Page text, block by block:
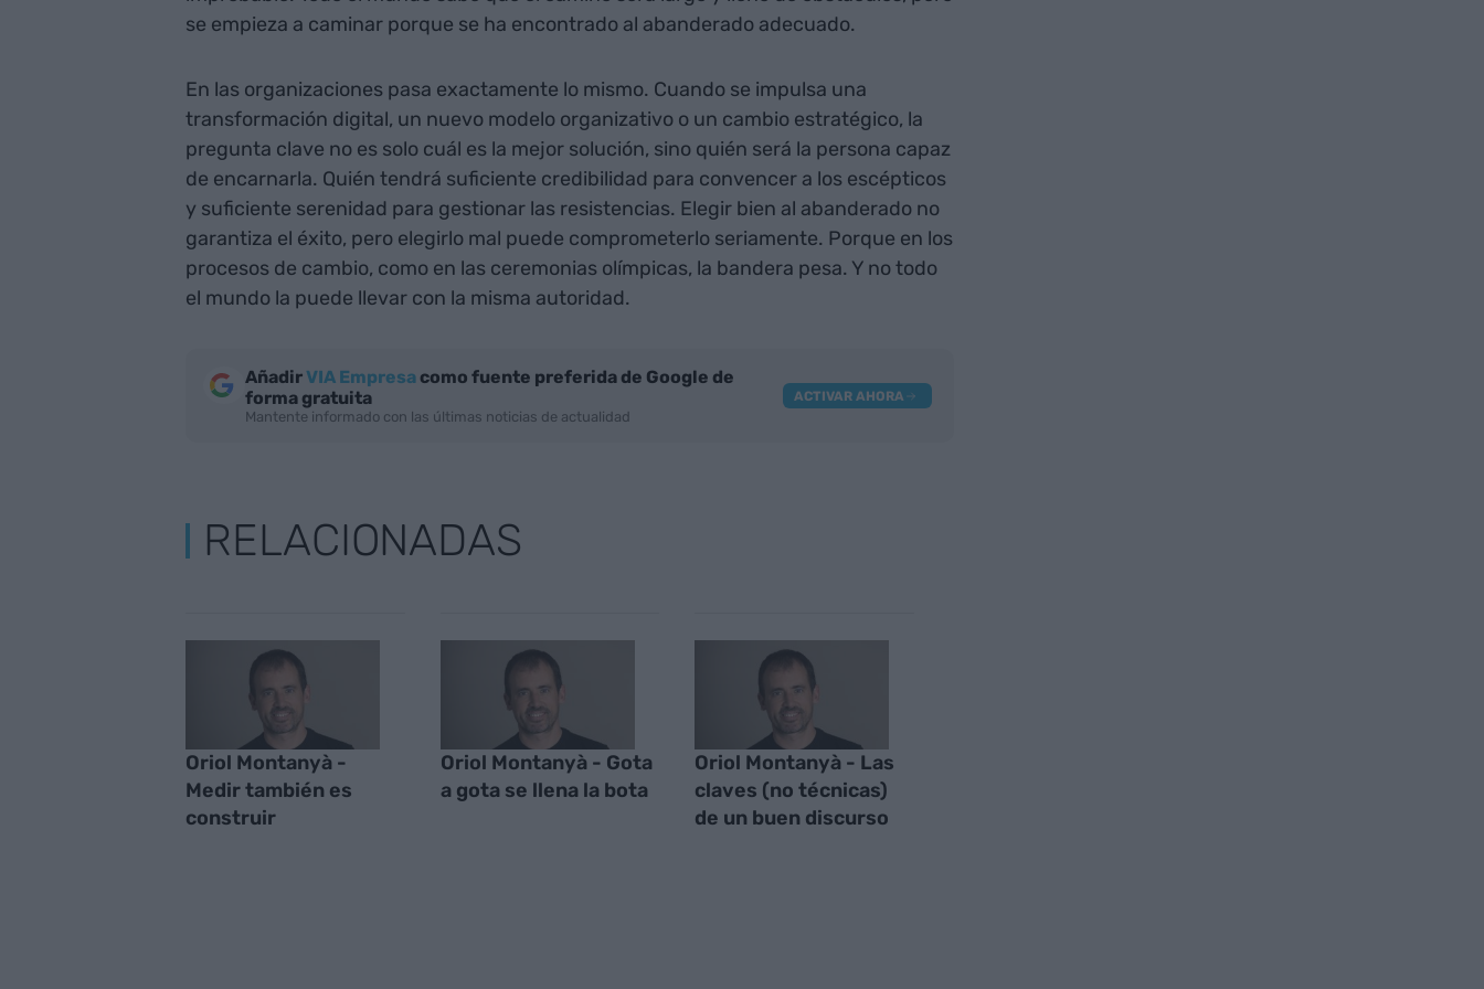
se empieza a caminar porque se ha encontrado al abanderado adecuado.
En las organizaciones pasa exactamente lo mismo. Cuando se impulsa una
transformación digital, un nuevo modelo organizativo o un cambio estratégico, la
pregunta clave no es solo cuál es la mejor solución, sino quién será la persona capaz
de encarnarla. Quién tendrá suficiente credibilidad para convencer a los escépticos
y suficiente serenidad para gestionar las resistencias. Elegir bien al abanderado no
garantiza el éxito, pero elegirlo mal puede comprometerlo seriamente. Porque en los
procesos de cambio, como en las ceremonias olímpicas, la bandera pesa. Y no todo
el mundo la puede llevar con la misma autoridad.
AñadirVIA Empresacomo fuente preferida de Google de
forma gratuita
Mantente informado con las últimas noticias de actualidad
ACTIVAR AHORA
RELACIONADAS
Oriol Montanyà -
Medir también es
construir
Oriol Montanyà - Gota
a gota se llena la bota
Oriol Montanyà - Las
claves (no técnicas)
de un buen discurso